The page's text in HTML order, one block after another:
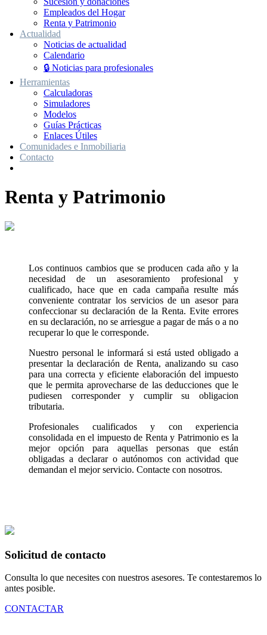
Empleados del Hogar
Renta y Patrimonio
Actualidad
Noticias de actualidad
Calendario
🔒 Noticias para profesionales
Herramientas
Calculadoras
Simuladores
Modelos
Guías Prácticas
Enlaces Útiles
Comunidades e Inmobiliaria
Contacto
Renta y Patrimonio
Los continuos cambios que se producen cada año y la
necesidad de un asesoramiento profesional y
cualificado, hace que en cada campaña resulte más
conveniente contratar los servicios de un asesor para
confeccionar su declaración de la Renta. Evite errores
en su declaración, no se arriesgue a pagar de más o a no
recuperar lo que le corresponde.
Nuestro personal le informará si está usted obligado a
presentar la declaración de Renta, analizando su caso
para una correcta y eficiente elaboración del impuesto
que le permita aprovecharse de las deducciones que le
pudiesen corresponder y cumplir su obligacion
tributaria.
Profesionales cualificados y con experiencia
consolidada en el impuesto de Renta y Patrimonio es la
mejor opción para aquellas personas que están
obligadas a declarar o autónomos con actividad que
demandan el mejor servicio. Contacte con nosotros.
Solicitud de contacto
Consulta lo que necesites con nuestros asesores. Te contestaremos lo
antes posible.
CONTACTAR